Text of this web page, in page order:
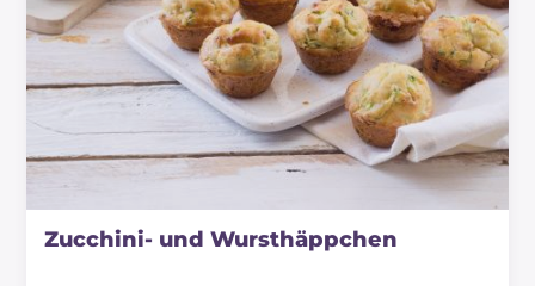
Zucchini- und Wursthäppchen